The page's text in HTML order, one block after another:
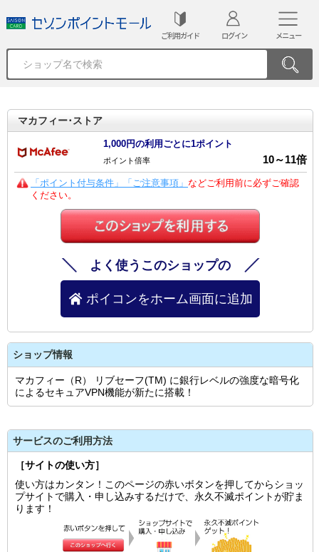
ご利用ガイド ログイン メニュー
マカフィー･ストア
1,000円の利用ごとに1ポイント
ポイント倍率 10～11倍
「ポイント付与条件」「ご注意事項」 などご利用前に必ずご確認
ください。
よく使うこのショップの
ポイコンをホーム画面に追加
ショップ情報
マカフィー（R） リブセーフ(TM) に銀行レベルの強度な暗号化
によるセキュアVPN機能が新たに搭載！
サービスのご利用方法
［サイトの使い方］
使い方はカンタン！このページの赤いボタンを押してからショッ
プサイトで購入・申し込みするだけで、永久不滅ポイントが貯ま
ります！